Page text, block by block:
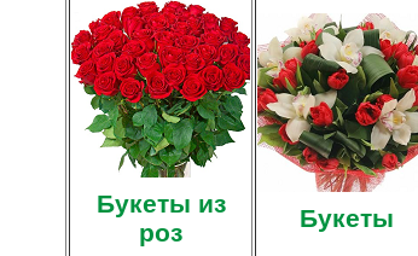
Букеты из
роз
Букеты